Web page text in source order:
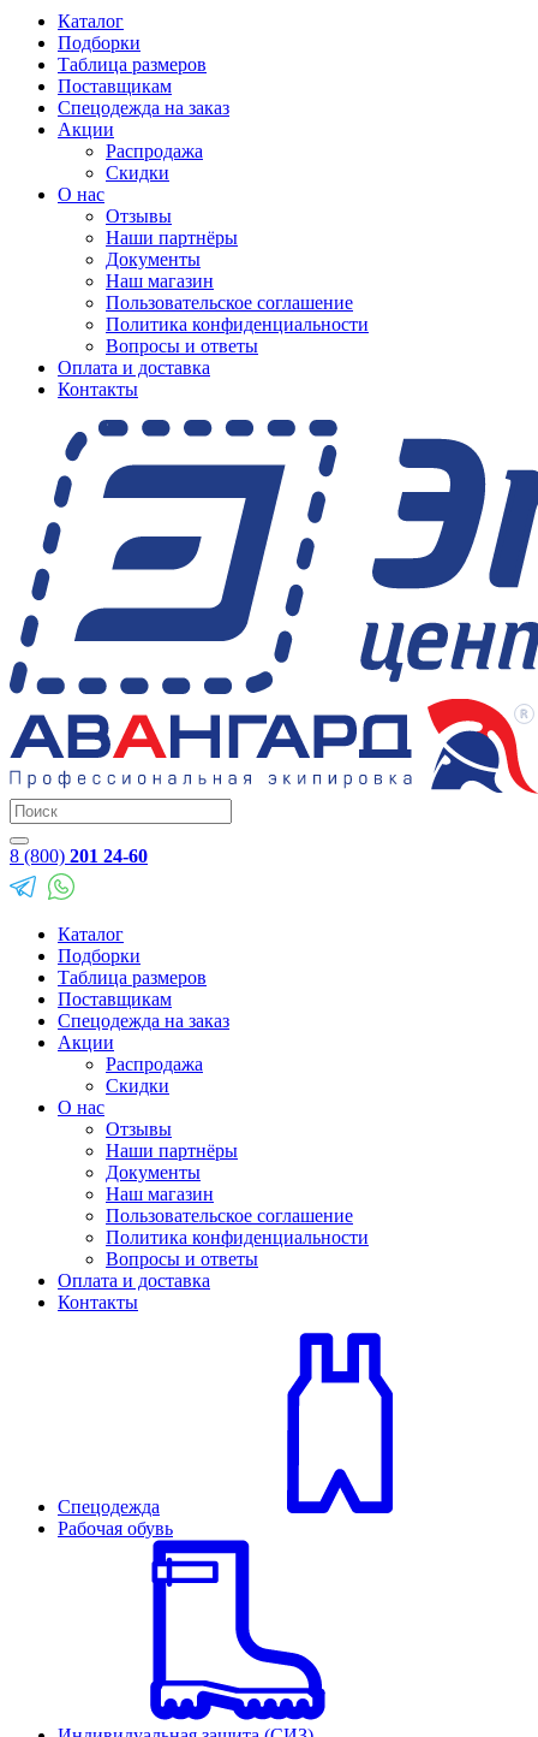
Каталог
Подборки
Таблица размеров
Поставщикам
Спецодежда на заказ
Акции
Распродажа
Скидки
О нас
Отзывы
Наши партнёры
Документы
Наш магазин
Пользовательское соглашение
Политика конфиденциальности
Вопросы и ответы
Оплата и доставка
Контакты
8 (800) 201 24-60
Каталог
Подборки
Таблица размеров
Поставщикам
Спецодежда на заказ
Акции
Распродажа
Скидки
О нас
Отзывы
Наши партнёры
Документы
Наш магазин
Пользовательское соглашение
Политика конфиденциальности
Вопросы и ответы
Оплата и доставка
Контакты
Спецодежда
Рабочая обувь